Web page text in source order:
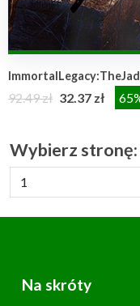
92.49 zł 32.37 zł
Wybierz stronę:
Na skróty